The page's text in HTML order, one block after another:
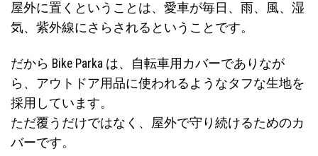
屋外に置くということは、愛車が毎日、雨、風、湿
気、紫外線にさらされるということです。
だから Bike Parka は、自転車用カバーでありなが
ら、アウトドア用品に使われるようなタフな生地を
採用しています。
ただ覆うだけではなく、屋外で守り続けるためのカ
バーです。